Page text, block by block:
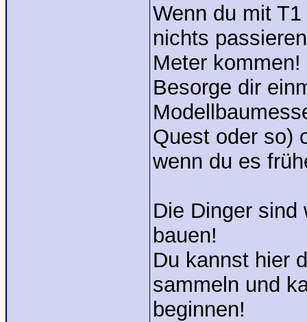
Wenn du mit
nichts
Meter kommen!
Besorge dir
Quest oder so)
wenn du es
Die Dinger sind
bauen!
Du kannst hier
sammeln und
beginnen!